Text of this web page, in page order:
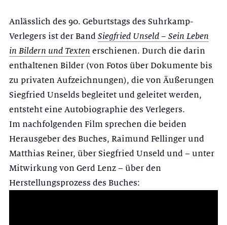
Anlässlich des 90. Geburtstags des Suhrkamp-
Verlegers ist der BandSiegfried Unseld – Sein Leben
in Bildern und Texten erschienen. Durch die darin
enthaltenen Bilder (von Fotos über Dokumente bis
zu privaten Aufzeichnungen), die von Äußerungen
Siegfried Unselds begleitet und geleitet werden,
entsteht eine Autobiographie des Verlegers.
Im nachfolgenden Film sprechen die beiden
Herausgeber des Buches, Raimund Fellinger und
Matthias Reiner, über Siegfried Unseld und – unter
Mitwirkung von Gerd Lenz – über den
Herstellungsprozess des Buches: